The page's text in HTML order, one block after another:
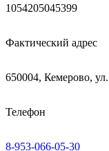
1054205045399
Фактический адрес
650004, Кемерово,
Телефон
8-953-066-05-30